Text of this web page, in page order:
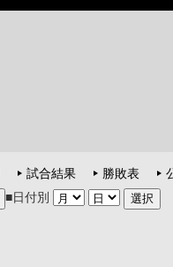
試合結果 勝敗表
■日付別